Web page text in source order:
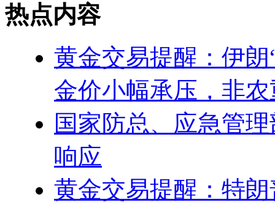
热点内容
黄金交易提醒：伊
金价小幅承压，非
国家防总、应急管
响应
黄金交易提醒：特